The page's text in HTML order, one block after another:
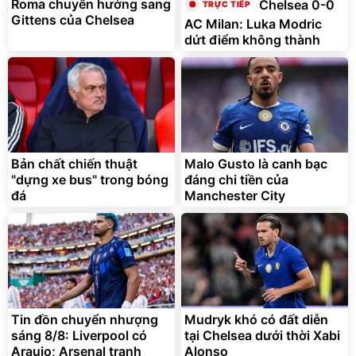
295.000đ
Đã bán nhiều
Roma chuyển hướng sang
Gittens của Chelsea
AC Milan: Luka Modric
dứt điểm không thành
Bản chất chiến thuật
"dựng xe bus" trong bóng
đá
Malo Gusto là canh bạc
đáng chi tiền của
Manchester City
Tin đồn chuyển nhượng
sáng 8/8: Liverpool có
Araujo; Arsenal tranh
Mudryk khó có đất diễn
tại Chelsea dưới thời Xabi
Alonso